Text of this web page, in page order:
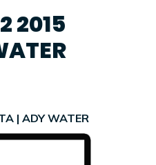
2015
| ADY WATER